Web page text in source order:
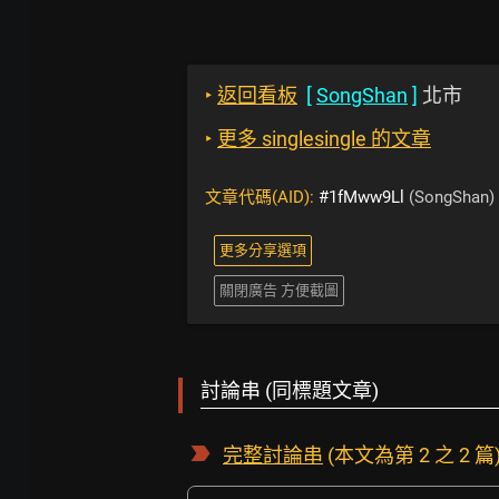
‣ 返回看板 [SongShan ] 北市
‣ 更多 singlesingle 的文章
文章代碼(AID): #1fMww9Ll (SongShan)
更多分享選項
關閉廣告 方便截圖
討論串 (同標題文章)
完整討論串 (本文為第 2 之 2